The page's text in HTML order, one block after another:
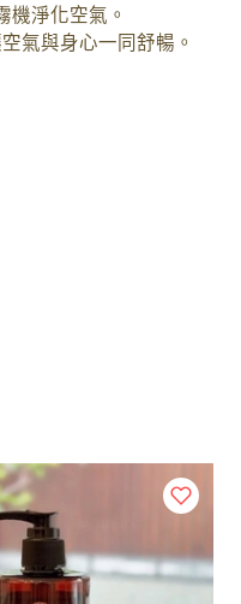
機淨化空氣。
氣與身心一同舒暢。